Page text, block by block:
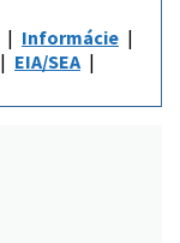
Informácie
EIA/SEA